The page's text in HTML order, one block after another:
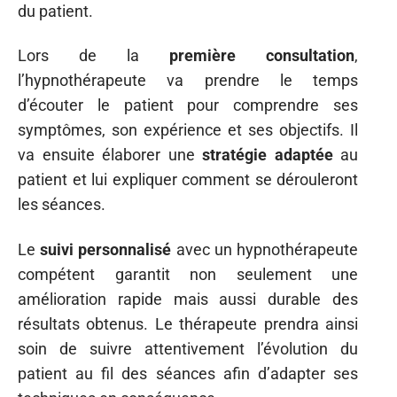
du patient.
Lors de la première consultation,
l’hypnothérapeute va prendre le temps
d’écouter le patient pour comprendre ses
symptômes, son expérience et ses objectifs. Il
va ensuite élaborer une stratégie adaptéeau
patient et lui expliquer comment se dérouleront
les séances.
Lesuivi personnalisé avec un hypnothérapeute
compétent garantit non seulement une
amélioration rapide mais aussi durable des
résultats obtenus. Le thérapeute prendra ainsi
soin de suivre attentivement l’évolution du
patient au fil des séances afin d’adapter ses